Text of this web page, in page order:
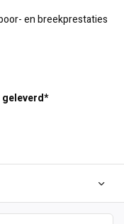
en breekprestaties
geleverd*